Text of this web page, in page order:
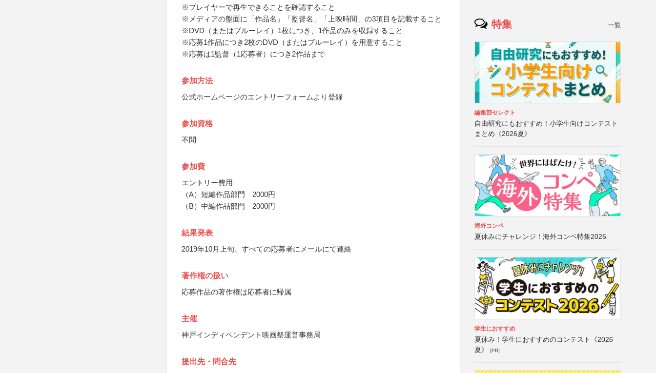
※プレイヤーで再生できることを確認すること
※メディアの盤面に「作品名」「監督名」「上映時間」の3項目を記載すること
※DVD（またはブルーレイ）1枚につき、1作品のみを収録すること
※応募1作品につき2枚のDVD（またはブルーレイ）を用意すること
※応募は1監督（1応募者）につき2作品まで
参加方法
公式ホームページのエントリーフォームより登録
参加資格
不問
参加費
エントリー費用
（A）短編作品部門 2000円
（B）中編作品部門 2000円
結果発表
2019年10月上旬、すべての応募者にメールにて連絡
著作権の扱い
応募作品の著作権は応募者に帰属
主催
神戸インディペンデント映画祭運営事務局
提出先・問合先
特集 一覧
編集部セレクト
自由研究にもおすすめ！小学生向けコンテスト
まとめ《2026夏》
海外コンペ
夏休みにチャレンジ！海外コンペ特集2026
学生におすすめ
夏休み！学生におすすめのコンテスト《2026
夏》
[PR]